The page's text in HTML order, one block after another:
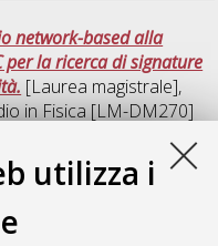
utilizza i
network-based alla
la ricerca di signature
[Laurea magistrale],
inFisica [LM-DM270]
for the analysis of DNA
distribution in the